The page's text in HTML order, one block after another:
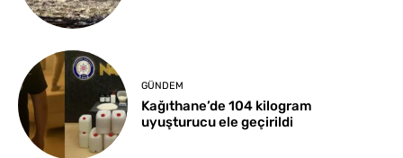
GÜNDEM
Kağıthane’de 104 kilogram
uyuşturucu ele geçirildi